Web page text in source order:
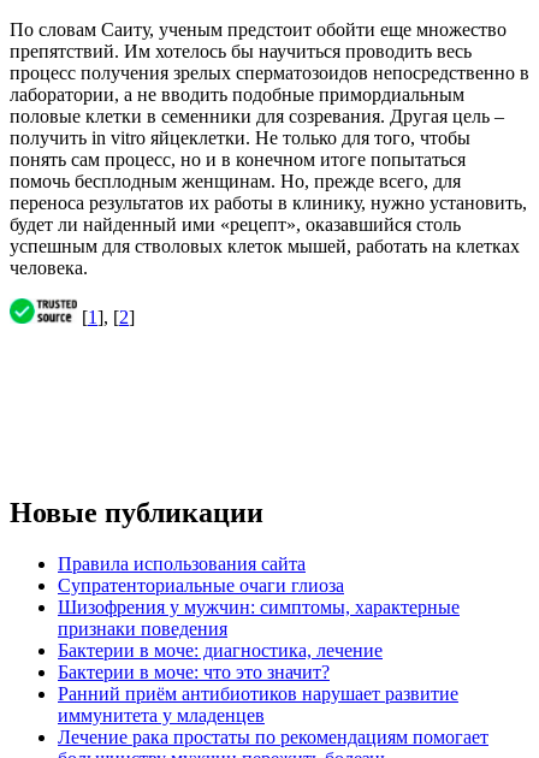
По словам Саиту, ученым предстоит обойти еще множество
препятствий. Им хотелось бы научиться проводить весь
процесс получения зрелых сперматозоидов непосредственно в
лаборатории, а не вводить подобные примордиальным
половые клетки в семенники для созревания. Другая цель –
получить in vitro яйцеклетки. Не только для того, чтобы
понять сам процесс, но и в конечном итоге попытаться
помочь бесплодным женщинам. Но, прежде всего, для
переноса результатов их работы в клинику, нужно установить,
будет ли найденный ими «рецепт», оказавшийся столь
успешным для стволовых клеток мышей, работать на клетках
человека.
[1], [2]
Новые публикации
Правила использования сайта
Супратенториальные очаги глиоза
Шизофрения у мужчин: симптомы, характерные
признаки поведения
Бактерии в моче: диагностика, лечение
Бактерии в моче: что это значит?
Ранний приём антибиотиков нарушает развитие
иммунитета у младенцев
Лечение рака простаты по рекомендациям помогает